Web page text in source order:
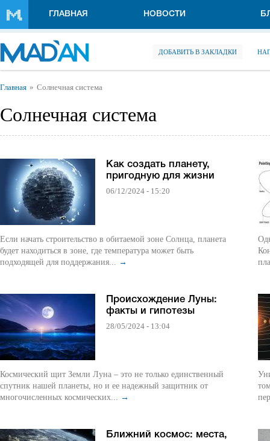
ГЛАВНАЯ НОВОСТИ
ДОБАВИТЬ В ЗАКЛАДКИ
Вы здесь
Главная Солнечная система
Солнечная система
Как создать планету,
пригодную для жизни
06/12/2024 - 15:20
Если начать строительство в обитаемой зоне Солнца, планета
будет находиться в зоне, где температура может быть
подходящей для поддержания... →
Происхождение Луны:
факты и гипотезы
28/05/2024 - 13:04
Космический щит Земли Луна – это не только единственный
спутник нашей планеты, но и ее надежный защитник от
многочисленных космических... →
Ближний космос: места,